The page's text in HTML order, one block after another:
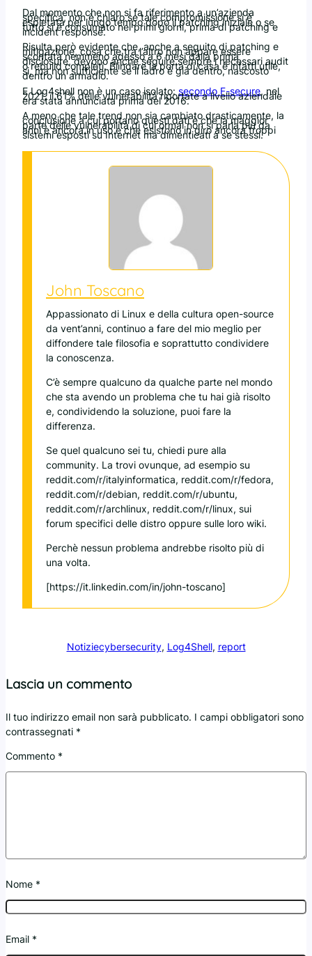
Dal momento che non si fa riferimento a un’azienda
specifica, non è chiaro se tale compromissione si è
espletata per lungo tempo dopo il patching iniziale o se
tutto si è consumato nei primi giorni, prima di patching e
incident response.
Risulta però evidente che, anche a seguito di patching e
mitigazione, cosa che tra l’altro non appare essere
scontata nemmeno adesso a 6 mesi dalla prima
disclosure, devono anche seguire sempre i necessari audit
o rebuild completi. Blindare la porta di casa è infatti utile,
si, ma non sufficiente se il ladro è già dentro, nascosto
dentro un armadio.
E Log4shell non è un caso isolato: secondo F-secure, nel
2021, il 61% delle vulnerabilità riportate a livello aziendale
era stata annunciata prima del 2016.
A meno che tale trend non sia cambiato drasticamente, la
conclusione a cui portano questi dati è che la maggior
parte delle vulnerabilità di cui ormai non si parla più da
anni è ancora in uso e che esistono in giro ancora troppi
sistemi esposti su Internet ma dimenticati a se stessi.
John Toscano
Appassionato di Linux e della cultura open-source
da vent’anni, continuo a fare del mio meglio per
diffondere tale filosofia e soprattutto condividere
la conoscenza.
C’è sempre qualcuno da qualche parte nel mondo
che sta avendo un problema che tu hai già risolto
e, condividendo la soluzione, puoi fare la
differenza.
Se quel qualcuno sei tu, chiedi pure alla
community. La trovi ovunque, ad esempio su
reddit.com/r/italyinformatica, reddit.com/r/fedora,
reddit.com/r/debian, reddit.com/r/ubuntu,
reddit.com/r/archlinux, reddit.com/r/linux, sui
forum specifici delle distro oppure sulle loro wiki.
Perchè nessun problema andrebbe risolto più di
una volta.
[https://it.linkedin.com/in/john-toscano]
Notiziecybersecurity, Log4Shell, report
Lascia un commento
Il tuo indirizzo email non sarà pubblicato. I campi obbligatori sono
contrassegnati *
Commento *
Nome *
Email *